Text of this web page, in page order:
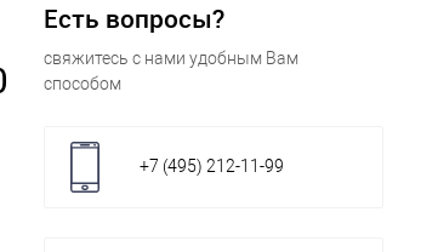
Есть вопросы?
свяжитесь с нами удобным Вам
способом
+7 (495) 212-11-99